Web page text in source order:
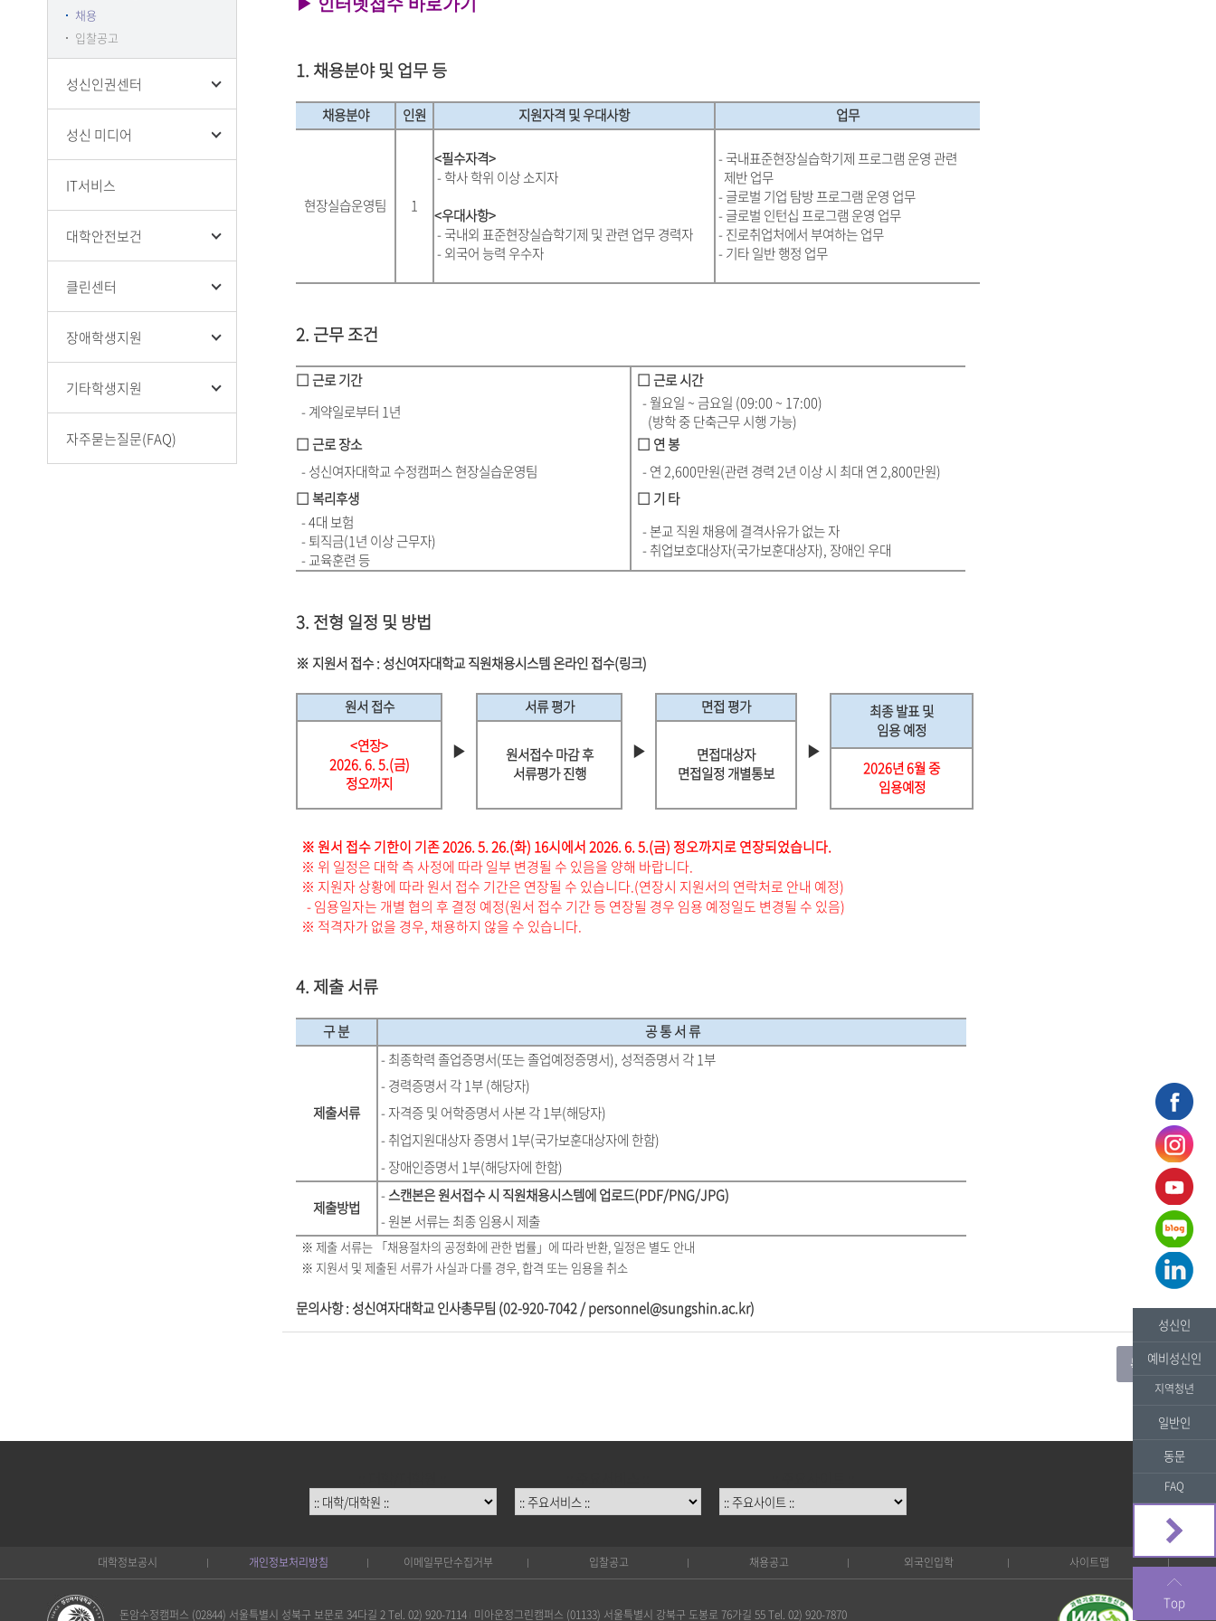
채용
입찰공고
성신인권센터
성신 미디어
IT서비스
대학안전보건
클린센터
장애학생지원
기타학생지원
자주묻는질문(FAQ)
▶ 인터넷접수 바로가기
1. 채용분야 및 업무 등
채용분야 인원 지원자격 및 우대사항 업무
현장실습운영팀 1
<필수자격>
- 학사 학위 이상 소지자
<우대사항>
-국내외 표준현장실습학기제 및 관련 업무 경력자
- 외국어 능력 우수자
-국내표준현장실습학기제 프로그램 운영 관련
제반 업무
- 글로벌 기업 탐방 프로그램 운영 업무
- 글로벌 인턴십 프로그램 운영 업무
- 진로취업처에서 부여하는 업무
- 기타 일반 행정 업무
2. 근무 조건
□ 근로 기간
□ 근로 시간
- 계약일로부터 1년
- 월요일 ~ 금요일 (09:00 ~ 17:00)
(방학 중 단축근무 시행 가능)
□ 근로 장소
□ 연 봉
- 성신여자대학교 수정캠퍼스 현장실습운영팀
- 연 2,600만원(관련 경력 2년 이상 시 최대 연 2,800만원)
□ 복리후생
□ 기 타
- 4대 보험
- 퇴직금(1년 이상 근무자)
- 교육훈련 등
- 본교 직원 채용에 결격사유가 없는 자
- 취업보호대상자(국가보훈대상자), 장애인 우대
3. 전형 일정 및 방법
※ 지원서 접수 : 성신여자대학교 직원채용시스템 온라인 접수(링크)
원서 접수
▶
서류 평가
▶
면접 평가
▶
최종 발표 및
임용 예정
<연장>
2026. 6. 5.(금)
정오까지
원서접수 마감 후
서류평가 진행
면접대상자
면접일정 개별통보
2026년 6월 중
임용예정
※ 원서 접수 기한이 기존 2026. 5. 26.(화) 16시에서 2026. 6. 5.(금) 정오까지로 연장되었습니다.
※ 위 일정은 대학 측 사정에 따라 일부 변경될 수 있음을 양해 바랍니다.
※ 지원자 상황에 따라 원서 접수 기간은 연장될 수 있습니다.(연장시 지원서의 연락처로 안내 예정)
- 임용일자는 개별 협의 후 결정 예정(원서 접수 기간 등 연장될 경우 임용 예정일도 변경될 수 있음)
※ 적격자가 없을 경우, 채용하지 않을 수 있습니다.
4. 제출 서류
구 분 공 통 서 류
제출서류
- 최종학력 졸업증명서(또는 졸업예정증명서), 성적증명서 각 1부
- 경력증명서 각 1부 (해당자)
- 자격증 및 어학증명서 사본 각 1부(해당자)
- 취업지원대상자 증명서 1부(국가보훈대상자에 한함)
- 장애인증명서 1부(해당자에 한함)
제출방법
-스캔본은 원서접수 시 직원채용시스템에 업로드(PDF/PNG/JPG)
- 원본 서류는 최종 임용시 제출
※ 제출 서류는 「채용절차의 공정화에 관한 법률」에 따라 반환, 일정은 별도 안내
※ 지원서 및 제출된 서류가 사실과 다를 경우, 합격 또는 임용을 취소
문의사항 : 성신여자대학교 인사총무팀 (02-920-7042 / personnel@sungshin.ac.kr)
대학정보공시 개인정보처리방침 이메일무단수집거부 입찰공고 채용공고 외국인입학 사이트맵
돈암수정캠퍼스 (02844) 서울특별시 성북구 보문로 34다길 2 Tel. 02) 920-7114 미아운정그린캠퍼스 (01133) 서울특별시 강북구 도봉로 76가길 55 Tel. 02) 920-7870
성신인
예비성신인
지역청년
일반인
동문
FAQ
Top